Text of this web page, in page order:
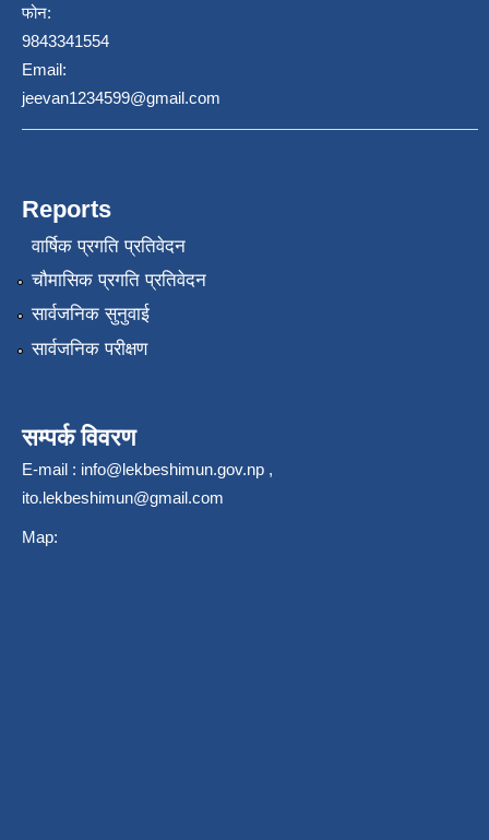
फोन:
9843341554
Email:
jeevan1234599@gmail.com
Reports
वार्षिक प्रगति प्रतिवेदन
चौमासिक प्रगति प्रतिवेदन
सार्वजनिक सुनुवाई
सार्वजनिक परीक्षण
सम्पर्क विवरण
E-mail : info@lekbeshimun.gov.np ,
ito.lekbeshimun@gmail.com
Map: